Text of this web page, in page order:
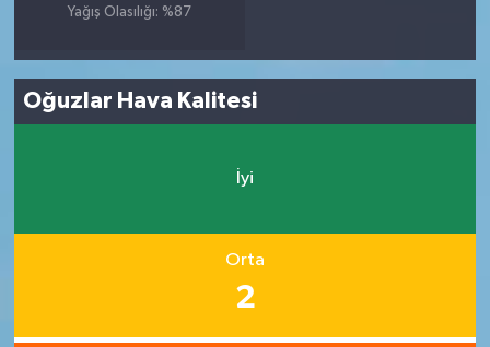
Yağış Olasılığı: %87
Oğuzlar Hava Kalitesi
İyi
Orta
2